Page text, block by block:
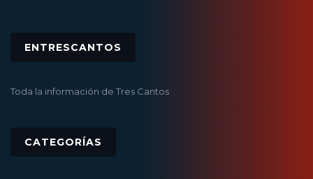
ENTRESCANTOS
Toda la información de Tres Cantos
CATEGORÍAS